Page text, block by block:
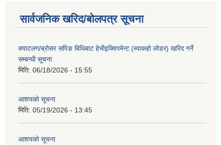
सार्वजनिक खरिद/बोलपत्र सूचना
क्याटलग/ब्रोसर सपिङ बिधिबाट हेभीइक्विपमेन्ट (ब्याकहो लोडर) खरिद गर्ने
सम्बन्धी सूचना
मिति: 06/18/2026 - 15:55
आशयको सूचना
मिति: 05/19/2026 - 13:45
आशयको सूचना